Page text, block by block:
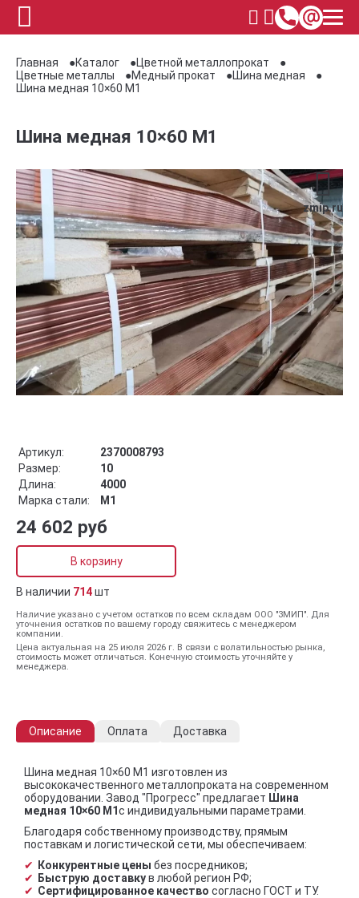
Главная Каталог
Цветной металлопрокат
Цветные металлы
Медный прокат
Шина медная
Шина медная 10×60 М1
Шина медная 10×60 М1
zmip.ru
Артикул:
2370008793
Размер:
10
Длина:
4000
Марка стали:
М1
24 602 руб
В корзину
В наличии 714шт
Наличие указано с учетом остатков по всем складам ООО "ЗМИП". Для
уточнения остатков по вашему городу свяжитесь с менеджером
компании.
Цена актуальная на 25 июля 2026 г. В связи с волатильностью рынка,
стоимость может отличаться. Конечную стоимость уточняйте у
менеджера.
Описание Оплата Доставка
Шина медная 10×60 М1 изготовлен из
высококачественного металлопроката на современном
оборудовании. Завод "Прогресс" предлагает Шина
медная 10×60 М1с индивидуальными параметрами.
Благодаря собственному производству, прямым
поставкам и логистической сети, мы обеспечиваем:
Конкурентные цены без посредников;
Быструю доставкув любой регион РФ;
Сертифицированное качество согласно ГОСТ и ТУ.